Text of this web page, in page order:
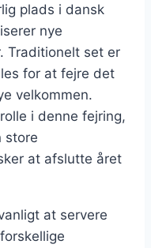
plads i dansk
nye
Traditionelt set er
for at fejre det
velkommen.
i denne fejring,
store
at afslutte året
at servere